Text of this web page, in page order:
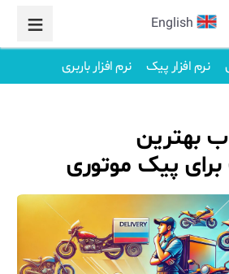
English
نرم افزار پیک نرم افزار باربری
بهترین
پیک موتوری